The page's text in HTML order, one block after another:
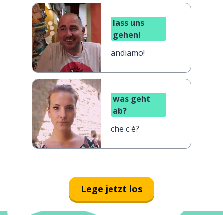
lass uns
gehen!
andiamo!
was geht
ab?
che c'è?
Lege jetzt los